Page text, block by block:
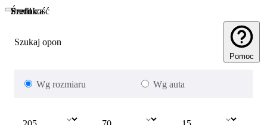
Szukaj opon
Pomoc
Wg rozmiaru Wg auta
Szerokość
Profil
Średnica